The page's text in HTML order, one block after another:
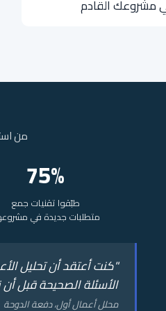
مشروعك القادم
من
75%
طبّقوا تقنيات جمع
متطلبات جديدة في
"كنت أعتقد أن تحليل
الأسئلة الصحيحة قبل
محلل أعمال أول، دفعة الدوحة